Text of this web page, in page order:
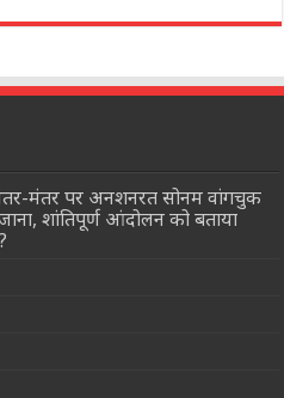
मंतर पर अनशनरत सोनम वांगचुक
शांतिपूर्ण आंदोलन को बताया